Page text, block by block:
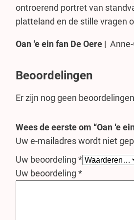
ontroerend portret van
platteland en de stille vragen
Oan ‘e ein fan De Oere |
Beoordelingen
Er zijn nog geen
Wees de eerste om “Oan ‘e
Uw e-mailadres wordt niet
Uw beoordeling *
Uw beoordeling *